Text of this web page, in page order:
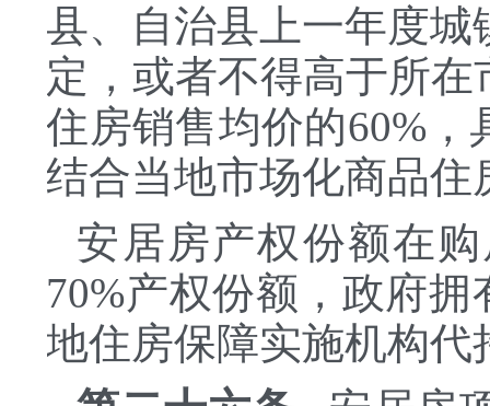
县、自治县上一年度
定，或者不得高于所
住房销售均价的60%
结合当地市场化商品
安居房产权份额在
70%产权份额，政府
地住房保障实施机构代